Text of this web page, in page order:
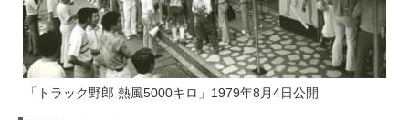
「トラック野郎 熱風5000キロ」1979年8月4日公開